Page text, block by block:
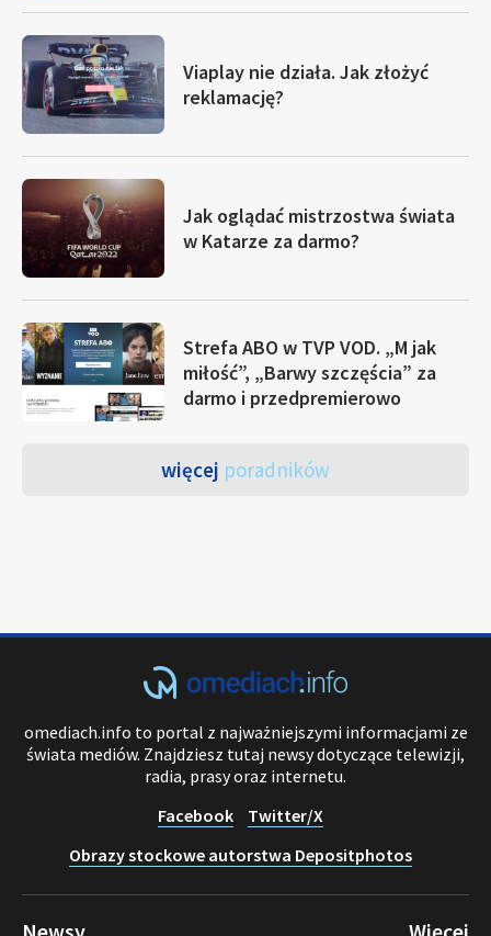
Viaplay nie działa. Jak złożyć
reklamację?
Jak oglądać mistrzostwa świata
w Katarze za darmo?
Strefa ABO w TVP VOD. „M jak
miłość”, „Barwy szczęścia” za
darmo i przedpremierowo
więcej poradników
omediach.info to portal z najważniejszymi informacjami ze
świata mediów. Znajdziesz tutaj newsy dotyczące telewizji,
radia, prasy oraz internetu.
Facebook
Twitter/X
Obrazy stockowe autorstwa Depositphotos